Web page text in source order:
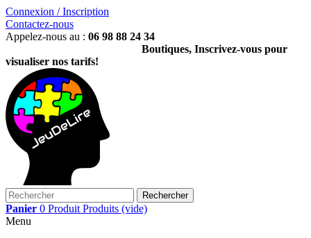
Connexion / Inscription
Contactez-nous
Appelez-nous au : 06 98 88 24 34
Boutiques, Inscrivez-vous pour
visualiser nos tarifs!
Rechercher
Panier 0 Produit Produits (vide)
Menu